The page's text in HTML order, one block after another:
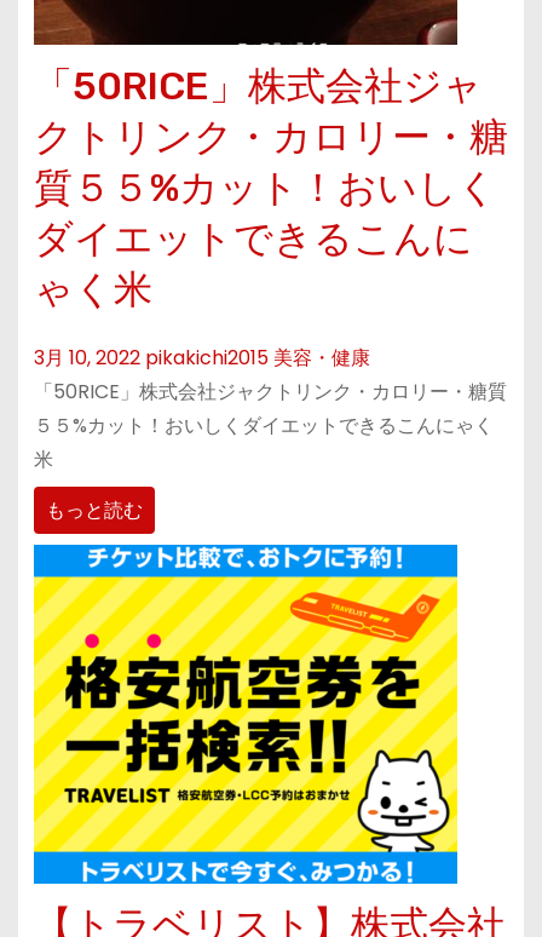
「50RICE」株式会社ジャ
クトリンク・カロリー・糖
質５５%カット！おいしく
ダイエットできるこんに
ゃく米
3月 10, 2022 pikakichi2015 美容・健康
「50RICE」株式会社ジャクトリンク・カロリー・糖質
５５%カット！おいしくダイエットできるこんにゃく
米
もっと読む
【トラベリスト】株式会社